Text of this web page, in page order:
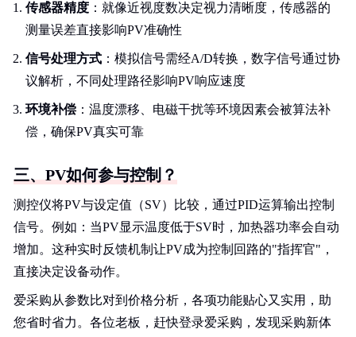
传感器精度 ：就像近视度数决定视力清晰度，传感器的
测量误差直接影响PV准确性
信号处理方式 ：模拟信号需经A/D转换，数字信号通过协
议解析，不同处理路径影响PV响应速度
环境补偿 ：温度漂移、电磁干扰等环境因素会被算法补
偿，确保PV真实可靠
三、PV如何参与控制？
测控仪将PV与设定值（SV）比较，通过PID运算输出控制
信号。例如：当PV显示温度低于SV时，加热器功率会自动
增加。这种实时反馈机制让PV成为控制回路的"指挥官"，
直接决定设备动作。
爱采购从参数比对到价格分析，各项功能贴心又实用，助
您省时省力。各位老板，赶快登录爱采购，发现采购新体